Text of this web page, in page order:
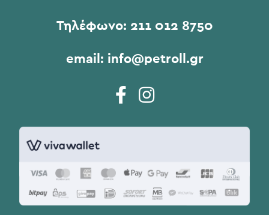
Τηλέφωνο: 211 012 8750
email: info@petroll.gr